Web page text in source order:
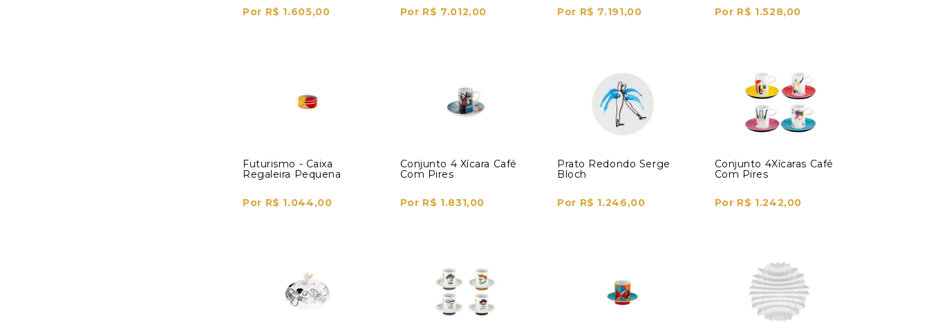
Por R$ 1.605,00 Por R$ 7.012,00 Por R$ 7.191,00 Por R$ 1.528,00
Futurismo - Caixa
Regaleira Pequena
Por R$ 1.044,00
Conjunto 4 Xícara Café
Com Pires
Por R$ 1.831,00
Prato Redondo Serge
Bloch
Por R$ 1.246,00
Conjunto 4Xícaras Café
Com Pires
Por R$ 1.242,00